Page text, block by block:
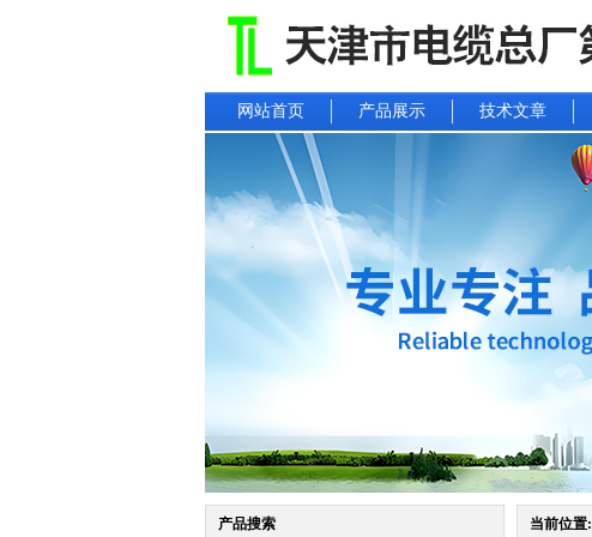
网站首页 产品展示 技术文章
产品搜索 当前位置: